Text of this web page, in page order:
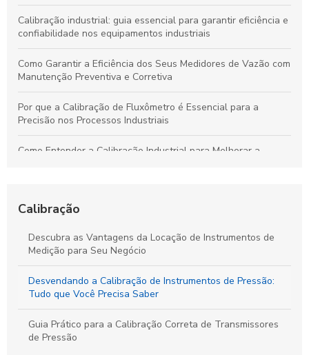
Calibração industrial: guia essencial para garantir eficiência e
confiabilidade nos equipamentos industriais
Como Garantir a Eficiência dos Seus Medidores de Vazão com
Manutenção Preventiva e Corretiva
Por que a Calibração de Fluxômetro é Essencial para a
Precisão nos Processos Industriais
Como Entender a Calibração Industrial para Melhorar a
Problemas Comuns
Calibração Industrial Essencial: Benefícios e Impactos Para a
Eficiência da Produção
Calibração Industrial: Garantia de Qualidade e Eficiência na
Produção Industrial
Calibração
Descubra as Vantagens da Locação de Instrumentos de
Medição para Seu Negócio
Desvendando a Calibração de Instrumentos de Pressão:
Tudo que Você Precisa Saber
Guia Prático para a Calibração Correta de Transmissores
de Pressão